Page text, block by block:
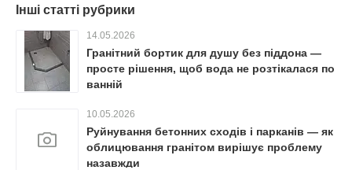
Інші статті рубрики
14.05.2026
Гранітний бортик для душу без піддона —
просте рішення, щоб вода не розтікалася по
ванній
10.05.2026
Руйнування бетонних сходів і парканів — як
облицювання гранітом вирішує проблему
назавжди